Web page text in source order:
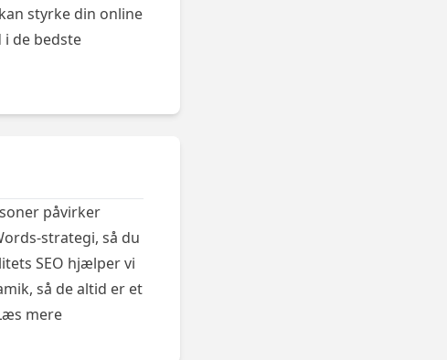
styrke din online
de bedste
påvirker
strategi, så du
SEO hjælper vi
så de altid er et
mere